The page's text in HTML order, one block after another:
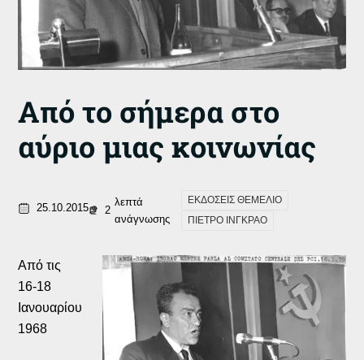
Από το σήμερα στο
αύριο μιας κοινωνίας
25.10.2015 2
λεπτά
ανάγνωσης
ΕΚΔΟΣΕΙΣ ΘΕΜΕΛΙΟ
ΠΙΕΤΡΟ ΙΝΓΚΡΑΟ
Από τις
16-18
Ιανουαρίου
1968